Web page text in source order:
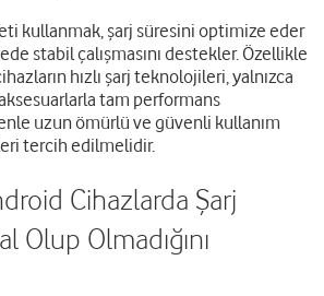
kullanmak, şarj süresini optimize eder
stabil çalışmasını destekler. Özellikle
hızlı şarj teknolojileri, yalnızca
tam performans
uzun ömürlü ve güvenli kullanım
tercih edilmelidir.
Cihazlarda Şarj
Olup Olmadığını